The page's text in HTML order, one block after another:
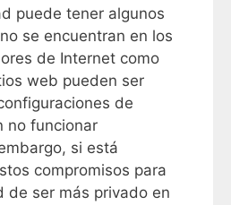
puede tener algunos
se encuentran en los
de Internet como
web pueden ser
de
no funcionar
si está
compromisos para
de ser más privado en